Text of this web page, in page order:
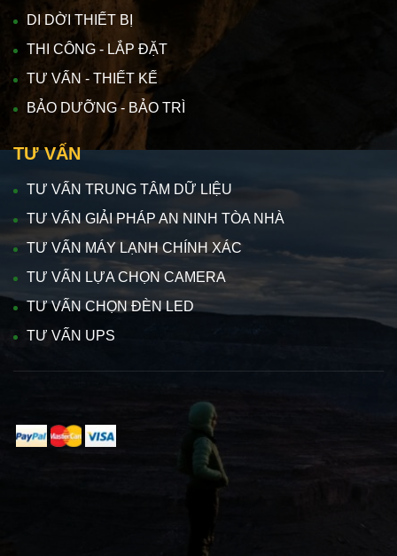
DI DỜI THIẾT BỊ
THI CÔNG - LẮP ĐẶT
TƯ VẤN - THIẾT KẾ
BẢO DƯỠNG - BẢO TRÌ
TƯ VẤN
TƯ VẤN TRUNG TÂM DỮ LIỆU
TƯ VẤN GIẢI PHÁP AN NINH TÒA NHÀ
TƯ VẤN MÁY LẠNH CHÍNH XÁC
TƯ VẤN LỰA CHỌN CAMERA
TƯ VẤN CHỌN ĐÈN LED
TƯ VẤN UPS